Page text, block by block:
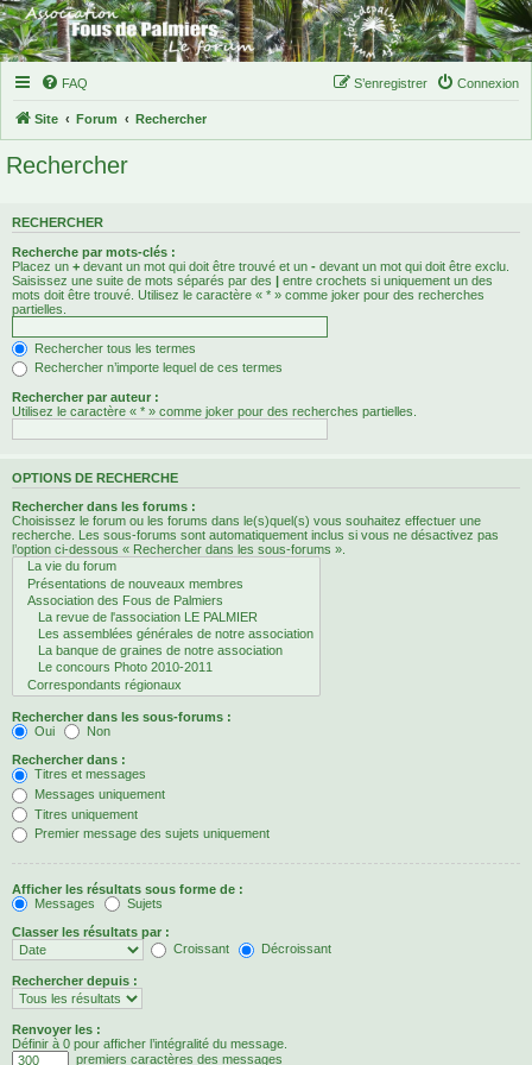
FAQ Connexion
S’enregistrer
Site Forum Rechercher
Rechercher
RECHERCHER
Recherche par mots-clés :
Placez un + devant un mot qui doit être trouvé et un - devant un mot qui doit être exclu.
Saisissez une suite de mots séparés par des | entre crochets si uniquement un des
mots doit être trouvé. Utilisez le caractère « * » comme joker pour des recherches
partielles.
Rechercher tous les termes
Rechercher n’importe lequel de ces termes
Rechercher par auteur :
Utilisez le caractère « * » comme joker pour des recherches partielles.
OPTIONS DE RECHERCHE
Rechercher dans les forums :
Choisissez le forum ou les forums dans le(s)quel(s) vous souhaitez effectuer une
recherche. Les sous-forums sont automatiquement inclus si vous ne désactivez pas
l’option ci-dessous « Rechercher dans les sous-forums ».
Rechercher dans les sous-forums :
Oui
Non
Rechercher dans :
Titres et messages
Messages uniquement
Titres uniquement
Premier message des sujets uniquement
Afficher les résultats sous forme de :
Messages
Sujets
Classer les résultats par :
Croissant
Décroissant
Rechercher depuis :
Renvoyer les :
Définir à 0 pour afficher l’intégralité du message.
premiers caractères des messages